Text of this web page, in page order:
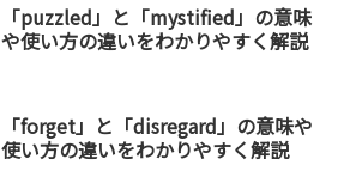
「puzzled」と「mystified」の意味
や使い方の違いをわかりやすく解説
「forget」と「disregard」の意味や
使い方の違いをわかりやすく解説